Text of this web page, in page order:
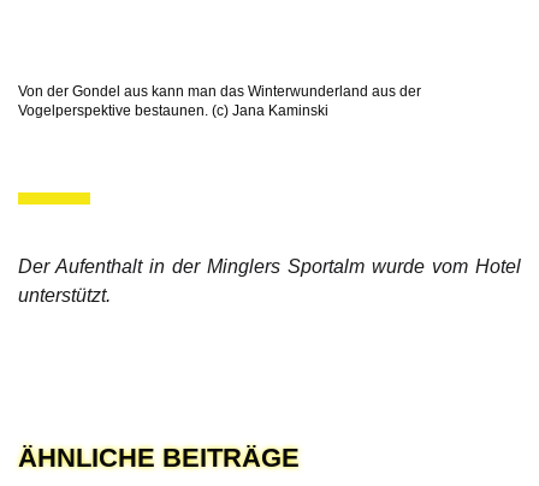
Von der Gondel aus kann man das Winterwunderland aus der
Vogelperspektive bestaunen. (c) Jana Kaminski
Der Aufenthalt in der Minglers Sportalm wurde vom Hotel
unterstützt.
ÄHNLICHE BEITRÄGE